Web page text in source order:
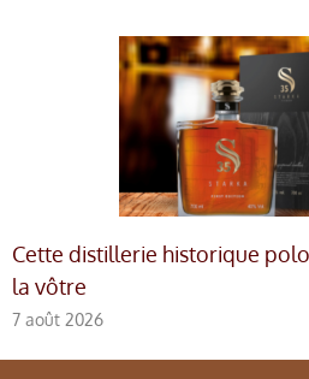
Cette distillerie historique
la vôtre
7 août 2026